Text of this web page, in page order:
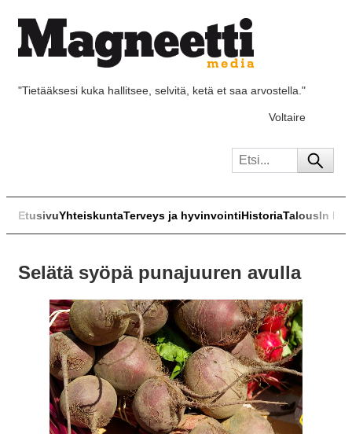
"Tietääksesi kuka hallitsee, selvitä, ketä et saa arvostella."
Voltaire
EtusivuYhteiskuntaTerveys ja hyvinvointiHistoriaTalousIn
Selätä syöpä punajuuren avulla